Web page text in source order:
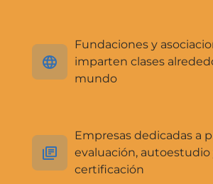
Fundaciones y
imparten clases
mundo
Empresas dedicadas a
evaluación, autoestudio
certificación